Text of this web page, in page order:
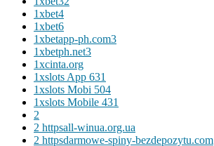
1xbet4
1xbet6
1xbetapp-ph.com3
1xbetph.net3
1xcinta.org
1xslots App 631
1xslots Mobi 504
1xslots Mobile 431
2
2 httpsall-winua.org.ua
2 httpsdarmowe-spiny-bezdepozytu.com